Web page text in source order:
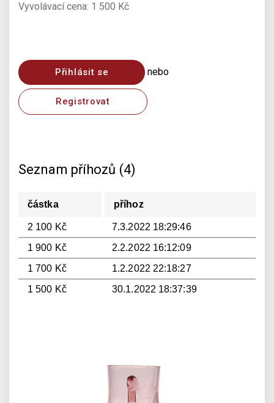
Vyvolávací cena: 1 500 Kč
Přihlásit se nebo
Registrovat
Seznam příhozů (4)
částka příhoz
2 100 Kč
7.3.2022 18:29:46
1 900 Kč
2.2.2022 16:12:09
1 700 Kč
1.2.2022 22:18:27
1 500 Kč
30.1.2022 18:37:39